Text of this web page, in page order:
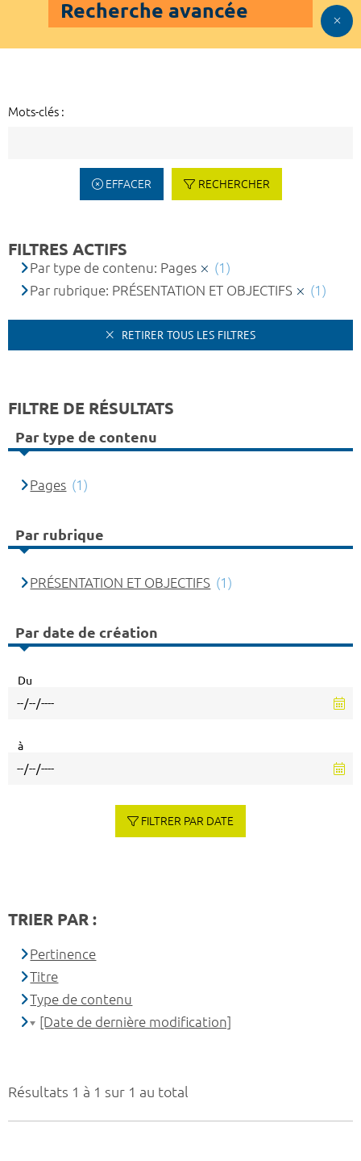
Recherche avancée
Mots-clés :
EFFACER RECHERCHER
Résultats 1 à 1 sur 1 au total
FILTRES ACTIFS
Par type de contenu: Pages
(1)
Par rubrique: PRÉSENTATION ET OBJECTIFS
(1)
RETIRER TOUS LES FILTRES
FILTRE DE RÉSULTATS
Par type de contenu
Pages (1)
Par rubrique
PRÉSENTATION ET OBJECTIFS (1)
Par date de création
Du
à
FILTRER PAR DATE
TRIER PAR :
Pertinence
Titre
Type de contenu
[Date de dernière modification]